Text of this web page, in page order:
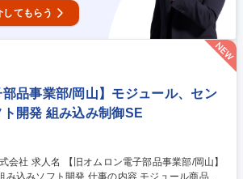
てもらう
部品事業部/岡山】モジュール、セン
開発 組み込み制御SE
事業部/岡山】
仕事の内容 モジュール商品、